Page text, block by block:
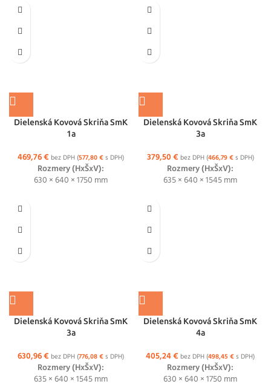
Dielenská Kovová Skriňa SmK
1a
469,76€ bez DPH (577,80€s DPH)
Rozmery (HxŠxV):
630 × 640 × 1750 mm
Dielenská Kovová Skriňa SmK
3a
379,50€ bez DPH (466,79€s DPH)
Rozmery (HxŠxV):
635 × 640 × 1545 mm
Dielenská Kovová Skriňa SmK
3a
630,96€ bez DPH (776,08€s DPH)
Rozmery (HxŠxV):
635 × 640 × 1545 mm
Dielenská Kovová Skriňa SmK
4a
405,24€ bez DPH (498,45 €s DPH)
Rozmery (HxŠxV):
630 × 640 × 1750 mm